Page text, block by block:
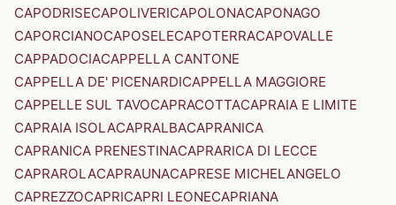
CAPODRISECAPOLIVERICAPOLONACAPONAGO
CAPORCIANOCAPOSELECAPOTERRACAPOVALLE
CAPPADOCIACAPPELLA CANTONE
CAPPELLA DE' PICENARDICAPPELLA MAGGIORE
CAPPELLE SUL TAVOCAPRACOTTACAPRAIA E LIMITE
CAPRAIA ISOLACAPRALBACAPRANICA
CAPRANICA PRENESTINACAPRARICA DI LECCE
CAPRAROLACAPRAUNACAPRESE MICHELANGELO
CAPREZZOCAPRICAPRI LEONECAPRIANA